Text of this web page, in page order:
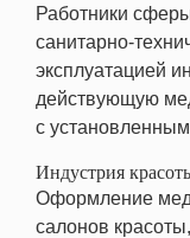
Работники
санитарно-
эксплуатацией
действующую
с
Индустрия
Оформление
салонов